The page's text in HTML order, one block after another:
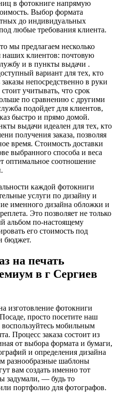
в фотокниге напрямую
Выбор формата
до индивидуальных
любые требования клиента.
мы предлагаем несколько
наших клиентов: почтовую
и в пункты выдачи .
вариант для тех, кто
непосредственно в руки
учитывать, что срок
по сравнению с другими
подойдет для клиентов,
быстро и прямо домой.
выдачи идеален для тех, кто
получения заказа, позволяя
время. Стоимость доставки
выбранного способа и веса
оптимальное соотношение
каждой фотокниги
услуги по дизайну и
именного дизайна обложки и
Это позволяет не только
альбом по-настоящему
его стоимость под
бюджет.
на печать
в г Сергиев
изготовление фотокниги
просто посетите наш
мобильным
Процесс заказа состоит из
от выбора формата и бумаги,
и определения дизайна
разнообразные шаблоны
вам создать именно тот
задумали, — будь то
портфолио для фотографов.